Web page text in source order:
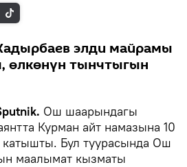
элди майрамы
өлкөнүн тынчтыгын
Ош шаарындагы
Курман айт намазына 10
Бул туурасында Ош
маалымат кызматы